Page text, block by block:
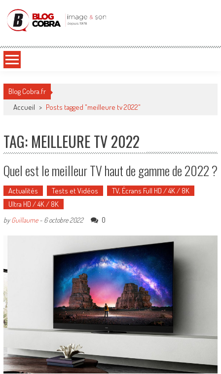
Blog Cobra
Blog Cobra.fr
Accueil > Posts tagged "meilleure tv 2022"
TAG: MEILLEURE TV 2022
Quel est le meilleur TV haut de gamme de 2022 ?
Actualités Tests et Vidéos
TV, Écrans Full HD / 4K / 8K
Ultra HD / 4K / 8K
byGuillaume- 6 octobre 2022 0